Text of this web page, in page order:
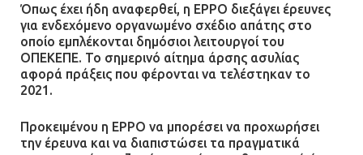
Όπως έχει ήδη αναφερθεί, η EPPO διεξάγει έρευνες
για ενδεχόμενο οργανωμένο σχέδιο απάτης στο
οποίο εμπλέκονται δημόσιοι λειτουργοί του
ΟΠΕΚΕΠΕ. Το σημερινό αίτημα άρσης ασυλίας
αφορά πράξεις που φέρονται να τελέστηκαν το
2021.
Προκειμένου η EPPO να μπορέσει να προχωρήσει
την έρευνα και να διαπιστώσει τα πραγματικά